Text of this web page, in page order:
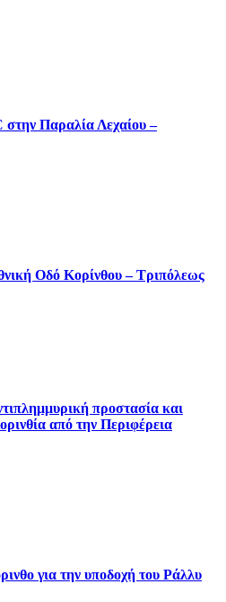
Παραλία Λεχαίου –
Oδό Κορίνθου – Τριπόλεως
προστασία και
από την Περιφέρεια
για την υποδοχή του Ράλλυ